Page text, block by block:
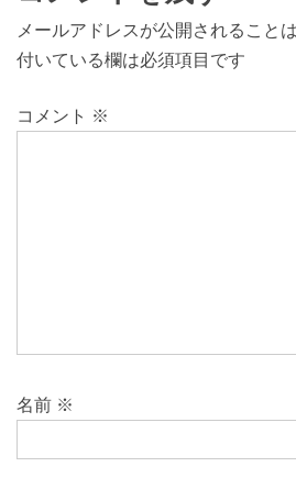
メールアドレスが公開されること
付いている欄は必須項目です
コメント ※
名前 ※